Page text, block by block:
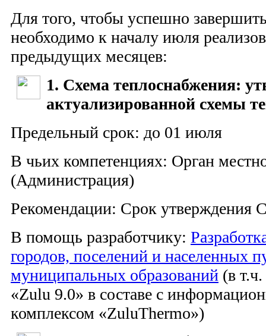
Для того, чтобы успешно
необходимо к началу июля
предыдущих месяцев:
1. Схема теплоснабжения:
актуализированной схемы
Предельный срок: до 01 июля
В чьих компетенциях: Орган
(Администрация)
Рекомендации: Срок утверждения
В помощь разработчику:
городов, поселений и населенных
муниципальных образований (в
«Zulu 9.0» в составе с
комплексом «ZuluThermo»)